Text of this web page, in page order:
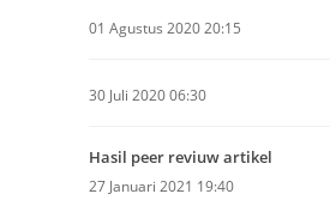
01 Agustus 2020 20:15
30 Juli 2020 06:30
Hasil peer reviuw artikel
27 Januari 2021 19:40